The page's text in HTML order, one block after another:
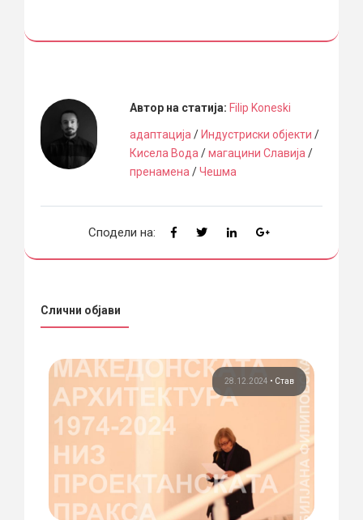
Автор на статија: Filip Koneski
адаптација / Индустриски објекти /
Кисела Вода /магацини Славија /
пренамена /Чешма
Сподели на:
Слични објави
28.12.2024 • Став